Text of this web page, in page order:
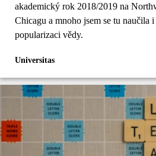
akademický rok 2018/2019 na
Chicagu a mnoho jsem se tu naučila
popularizaci vědy.
Universitas